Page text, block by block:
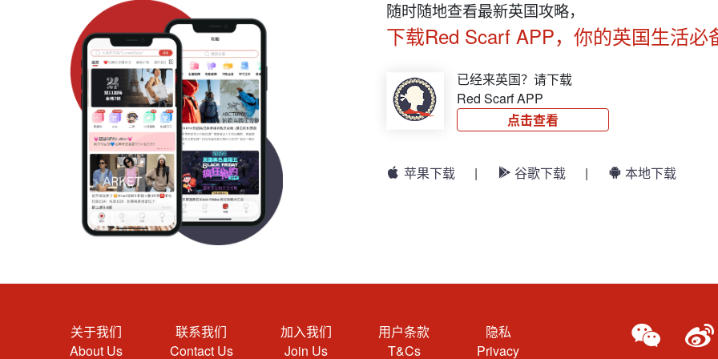
随时随地查看最新英国攻略，
下载Red Scarf APP，你的英国生活必
已经来英国？请下载
Red Scarf APP
点击查看
苹果下载 | 谷歌下载 | 本地下载
关于我们
About Us
联系我们
Contact Us
加入我们
Join Us
用户条款
T&Cs
隐私
Privacy